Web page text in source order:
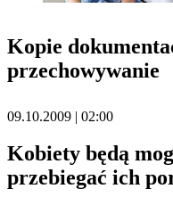
Kopie
przechowywanie
09.10.2009 | 02:00
Kobiety będą
przebiegać ich